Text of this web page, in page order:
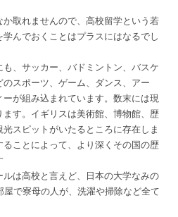
取れませんので、高校留学という若
んでおくことはプラスにはなるでし
、サッカー、バドミントン、バスケ
スポーツ、ゲーム、ダンス、アー
ーが組み込まれています。数末には現
す。イギリスは美術館、博物館、歴
スピットがいたるところに存在しま
ことによって、より深くその国の歴
は高校と言えど、日本の大学なみの
で寮母の人が、洗濯や掃除など全て